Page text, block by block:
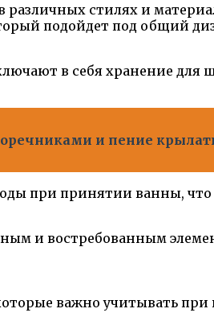
стилях и
подойдет под общий
в себя хранение для
и пение
при принятии ванны,
и востребованным
важно учитывать